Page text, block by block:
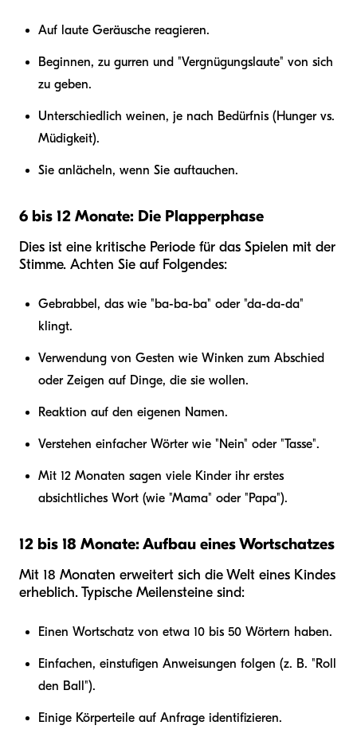
Auf laute Geräusche reagieren.
Beginnen, zu gurren und "Vergnügungslaute" von sich
zu geben.
Unterschiedlich weinen, je nach Bedürfnis (Hunger vs.
Müdigkeit).
Sie anlächeln, wenn Sie auftauchen.
6 bis 12 Monate: Die Plapperphase
Dies ist eine kritische Periode für das Spielen mit der
Stimme. Achten Sie auf Folgendes:
Gebrabbel, das wie "ba-ba-ba" oder "da-da-da"
klingt.
Verwendung von Gesten wie Winken zum Abschied
oder Zeigen auf Dinge, die sie wollen.
Reaktion auf den eigenen Namen.
Verstehen einfacher Wörter wie "Nein" oder "Tasse".
Mit 12 Monaten sagen viele Kinder ihr erstes
absichtliches Wort (wie "Mama" oder "Papa").
12 bis 18 Monate: Aufbau eines Wortschatzes
Mit 18 Monaten erweitert sich die Welt eines Kindes
erheblich. Typische Meilensteine sind:
Einen Wortschatz von etwa 10 bis 50 Wörtern haben.
Einfachen, einstufigen Anweisungen folgen (z. B. "Roll
den Ball").
Einige Körperteile auf Anfrage identifizieren.